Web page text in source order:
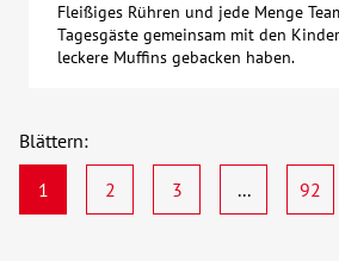
Fleißiges Rühren und jede Menge
Tagesgäste gemeinsam mit den
leckere Muffins gebacken haben.
Blättern:
1 2 3 ... 92